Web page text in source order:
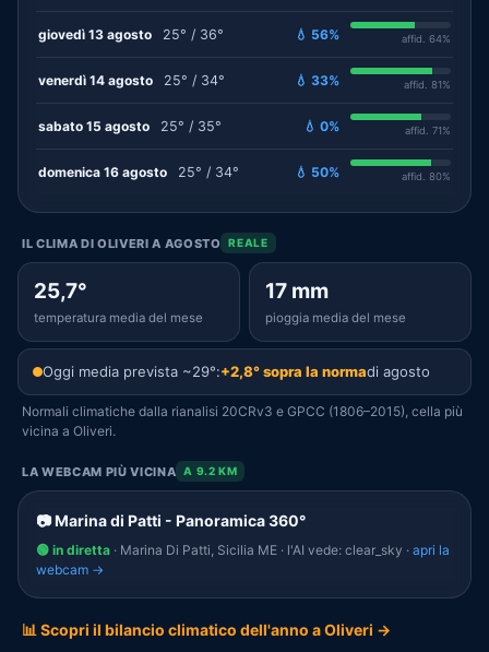
giovedì 13 agosto 25° / 36° 💧 56% affid. 64%
venerdì 14 agosto 25° / 34° 💧 33% affid. 81%
sabato 15 agosto 25° / 35° 💧 0% affid. 71%
domenica 16 agosto 25° / 34° 💧 50% affid. 80%
IL CLIMA DI OLIVERI A AGOSTO REALE
25,7°
temperatura media del mese
17 mm
pioggia media del mese
Oggi media prevista ~29°:+2,8° sopra la normadi agosto
Normali climatiche dalla rianalisi 20CRv3 e GPCC (1806–2015), cella più
vicina a Oliveri.
LA WEBCAM PIÙ VICINA A 9.2 KM
📷 Marina di Patti - Panoramica 360°
🟢 in diretta · Marina Di Patti, Sicilia ME · l'AI vede: clear_sky · apri la
webcam →
📊 Scopri il bilancio climatico dell'anno a Oliveri →